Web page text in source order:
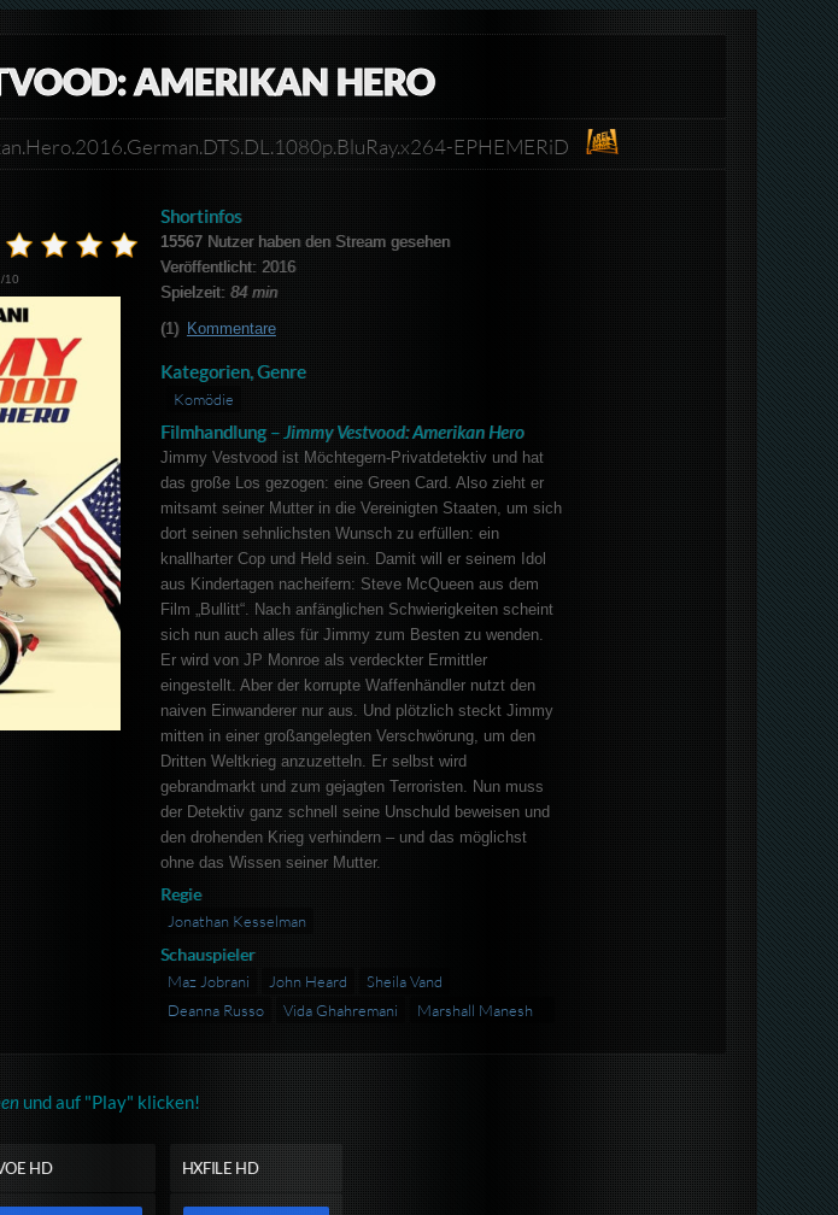
AMERIKAN HERO
EPHEMERiD
10
Shortinfos
15567Nutzer haben den Stream gesehen
Veröffentlicht: 2016
Spielzeit: 84 min
(1) Kommentare
Kategorien, Genre
Komödie
Filmhandlung – Jimmy Vestvood: Amerikan Hero
Jimmy Vestvood ist Möchtegern-Privatdetektiv und hat
das große Los gezogen: eine Green Card. Also zieht er
mitsamt seiner Mutter in die Vereinigten Staaten, um sich
dort seinen sehnlichsten Wunsch zu erfüllen: ein
knallharter Cop und Held sein. Damit will er seinem Idol
aus Kindertagen nacheifern: Steve McQueen aus dem
Film „Bullitt“. Nach anfänglichen Schwierigkeiten scheint
sich nun auch alles für Jimmy zum Besten zu wenden.
Er wird von JP Monroe als verdeckter Ermittler
eingestellt. Aber der korrupte Waffenhändler nutzt den
naiven Einwanderer nur aus. Und plötzlich steckt Jimmy
mitten in einer großangelegten Verschwörung, um den
Dritten Weltkrieg anzuzetteln. Er selbst wird
gebrandmarkt und zum gejagten Terroristen. Nun muss
der Detektiv ganz schnell seine Unschuld beweisen und
den drohenden Krieg verhindern – und das möglichst
ohne das Wissen seiner Mutter.
Regie
Jonathan Kesselman
Schauspieler
Maz Jobrani John Heard
Sheila Vand
Deanna Russo
Vida Ghahremani Marshall Manesh
und auf "Play" klicken!
HD HXFILE HD